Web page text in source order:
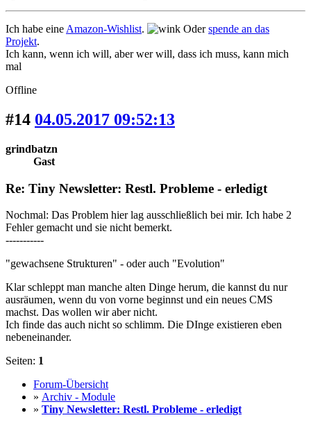
Ich habe eine Amazon-Wishlist. Oderspende an das
Projekt.
Ich kann, wenn ich will, aber wer will, dass ich muss, kann mich
mal
Offline
#14 04.05.2017 09:52:13
grindbatzn
Gast
Re: Tiny Newsletter: Restl. Probleme - erledigt
Nochmal: Das Problem hier lag ausschließlich bei mir. Ich habe 2
Fehler gemacht und sie nicht bemerkt.
-----------
"gewachsene Strukturen" - oder auch "Evolution"
Klar schleppt man manche alten Dinge herum, die kannst du nur
ausräumen, wenn du von vorne beginnst und ein neues CMS
machst. Das wollen wir aber nicht.
Ich finde das auch nicht so schlimm. Die DInge existieren eben
nebeneinander.
Seiten: 1
Forum-Übersicht
» Archiv - Module
» Tiny Newsletter: Restl. Probleme - erledigt